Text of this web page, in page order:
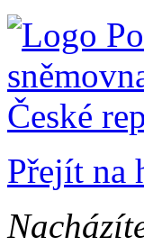
Přejít na